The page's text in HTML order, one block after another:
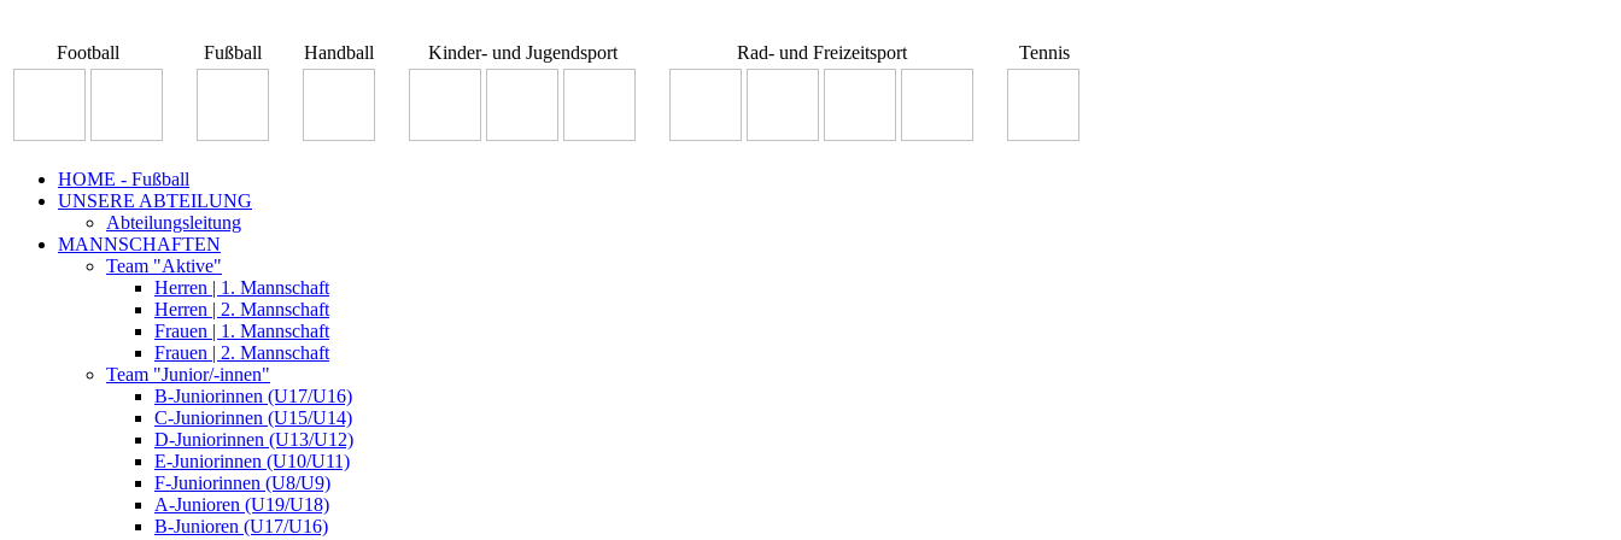
Football Fußball Handball Kinder- und Jugendsport Rad- und Freizeitsport Tennis
HOME - Fußball
UNSERE ABTEILUNG
Abteilungsleitung
MANNSCHAFTEN
Team "Aktive"
Herren | 1. Mannschaft
Herren | 2. Mannschaft
Frauen | 1. Mannschaft
Frauen | 2. Mannschaft
Team "Junior/-innen"
B-Juniorinnen (U17/U16)
C-Juniorinnen (U15/U14)
D-Juniorinnen (U13/U12)
E-Juniorinnen (U10/U11)
F-Juniorinnen (U8/U9)
A-Junioren (U19/U18)
B-Junioren (U17/U16)